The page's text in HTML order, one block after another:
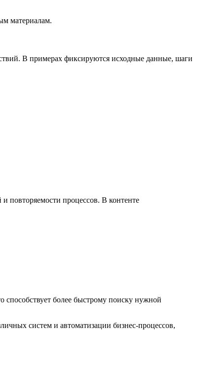
материалам.
В примерах фиксируются исходные данные, шаги
повторяемости процессов. В контенте
способствует более быстрому поиску нужной
систем и автоматизации бизнес-процессов,